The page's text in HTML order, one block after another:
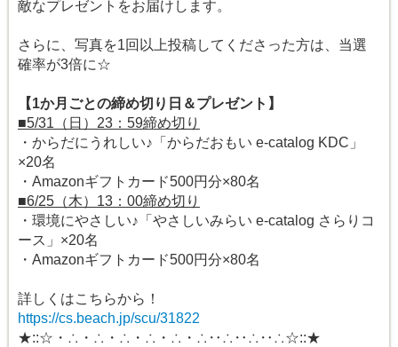
敵なプレゼントをお届けします。
さらに、写真を1回以上投稿してくださった方は、当選
確率が3倍に☆
【1か月ごとの締め切り日＆プレゼント】
■5/31（日）23：59締め切り
・からだにうれしい♪「からだおもい e-catalog KDC」
×20名
・Amazonギフトカード500円分×80名
■6/25（木）13：00締め切り
・環境にやさしい♪「やさしいみらい e-catalog さらりコ
ース」×20名
・Amazonギフトカード500円分×80名
詳しくはこちらから！
https://cs.beach.jp/scu/31822
★::☆・∴・∴・∴・∴・∴・∴‥∴‥∴‥∴☆::★